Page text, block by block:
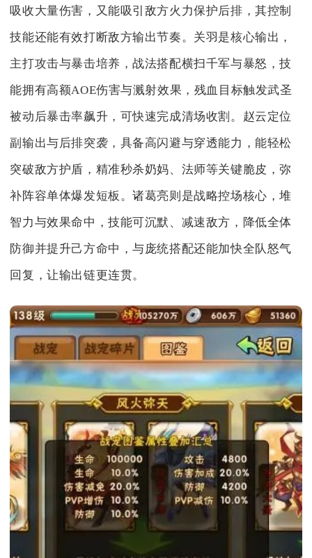
吸收大量伤害，又能吸引敌方火力保护后排，其控制
技能还能有效打断敌方输出节奏。关羽是核心输出，
主打攻击与暴击培养，战法搭配横扫千军与暴怒，技
能拥有高额AOE伤害与溅射效果，残血目标触发武圣
被动后暴击率飙升，可快速完成清场收割。赵云定位
副输出与后排突袭，具备高闪避与穿透能力，能轻松
突破敌方护盾，精准秒杀奶妈、法师等关键脆皮，弥
补阵容单体爆发短板。诸葛亮则是战略控场核心，堆
智力与效果命中，技能可沉默、减速敌方，降低全体
防御并提升己方命中，与庞统搭配还能加快全队怒气
回复，让输出链更连贯。